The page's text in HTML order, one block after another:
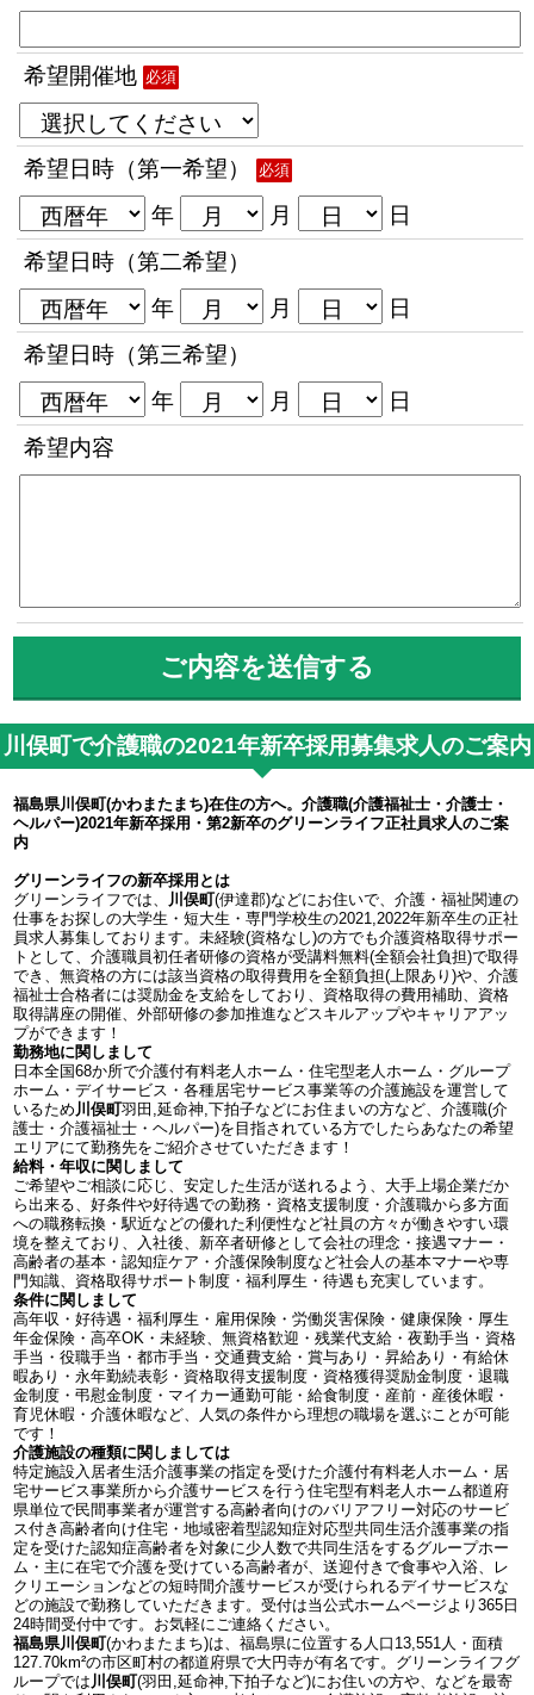
希望開催地 必須
希望日時（第一希望） 必須
年 月
日
希望日時（第二希望）
年
月
日
希望日時（第三希望）
年
月
日
希望内容
川俣町で介護職の2021年新卒採用募集求人のご案内
福島県川俣町(かわまたまち)在住の方へ。介護職(介護福祉士・介護士・
ヘルパー)2021年新卒採用・第2新卒のグリーンライフ正社員求人のご案
内
グリーンライフの新卒採用とは
グリーンライフでは、 川俣町(伊達郡)などにお住いで、介護・福祉関連の
仕事をお探しの大学生・短大生・専門学校生の2021,2022年新卒生の正社
員求人募集しております。未経験(資格なし)の方でも介護資格取得サポー
トとして、介護職員初任者研修の資格が受講料無料(全額会社負担)で取得
でき、無資格の方には該当資格の取得費用を全額負担(上限あり)や、介護
福祉士合格者には奨励金を支給をしており、資格取得の費用補助、資格
取得講座の開催、外部研修の参加推進などスキルアップやキャリアアッ
プができます！
勤務地に関しまして
日本全国68か所で介護付有料老人ホーム・住宅型老人ホーム・グループ
ホーム・デイサービス・各種居宅サービス事業等の介護施設を運営して
いるため川俣町羽田,延命神,下拍子などにお住まいの方など、介護職(介
護士・介護福祉士・ヘルパー)を目指されている方でしたらあなたの希望
エリアにて勤務先をご紹介させていただきます！
給料・年収に関しまして
ご希望やご相談に応じ、安定した生活が送れるよう、大手上場企業だか
ら出来る、好条件や好待遇での勤務・資格支援制度・介護職から多方面
への職務転換・駅近などの優れた利便性など社員の方々が働きやすい環
境を整えており、入社後、新卒者研修として会社の理念・接遇マナー・
高齢者の基本・認知症ケア・介護保険制度など社会人の基本マナーや専
門知識、資格取得サポート制度・福利厚生・待遇も充実しています。
条件に関しまして
高年収・好待遇・福利厚生・雇用保険・労働災害保険・健康保険・厚生
年金保険・高卒OK・未経験、無資格歓迎・残業代支給・夜勤手当・資格
手当・役職手当・都市手当・交通費支給・賞与あり・昇給あり・有給休
暇あり・永年勤続表彰・資格取得支援制度・資格獲得奨励金制度・退職
金制度・弔慰金制度・マイカー通勤可能・給食制度・産前・産後休暇・
育児休暇・介護休暇など、人気の条件から理想の職場を選ぶことが可能
です！
介護施設の種類に関しましては
特定施設入居者生活介護事業の指定を受けた介護付有料老人ホーム・居
宅サービス事業所から介護サービスを行う住宅型有料老人ホーム都道府
県単位で民間事業者が運営する高齢者向けのバリアフリー対応のサービ
ス付き高齢者向け住宅・地域密着型認知症対応型共同生活介護事業の指
定を受けた認知症高齢者を対象に少人数で共同生活をするグループホー
ム・主に在宅で介護を受けている高齢者が、送迎付きで食事や入浴、レ
クリエーションなどの短時間介護サービスが受けられるデイサービスな
どの施設で勤務していただきます。受付は当公式ホームページより365日
24時間受付中です。お気軽にご連絡ください。
福島県川俣町(かわまたまち)は、福島県に位置する人口13,551人・面積
127.70km²の市区町村の都道府県で大円寺が有名です。グリーンライフグ
ループでは川俣町(羽田,延命神,下拍子など)にお住いの方や、などを最寄